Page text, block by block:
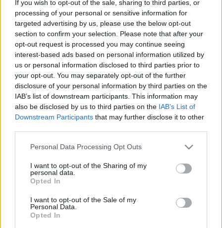
If you wish to opt-out of the sale, sharing to third parties, or
processing of your personal or sensitive information for
targeted advertising by us, please use the below opt-out
section to confirm your selection. Please note that after your
opt-out request is processed you may continue seeing
interest-based ads based on personal information utilized by
us or personal information disclosed to third parties prior to
your opt-out. You may separately opt-out of the further
disclosure of your personal information by third parties on the
IAB’s list of downstream participants. This information may
also be disclosed by us to third parties on the IAB’s List of
Downstream Participants that may further disclose it to other
Please note that this website/app uses one or more Google
not limited to your visit or usage behaviour. You may click to
grant or deny consent to Google and its third-party tags to
use your data for below specified purposes in below Google
consent section.
Personal Data Processing Opt Outs
I want to opt-out of the Sharing of my
personal data.
Opted In
I want to opt-out of the Sale of my
Personal Data.
Opted In
kevesebb fogyasztói jog illeti meg, mint a többi
EU-s polgárt. A Magyar Közlönyben megjelent
285(2019 (XI. 29.) Korm. rendelet egy pont tíz éve
elfogadott kormányrendeletet módosított. Az
eredeti rendelet alapja az utasok jogairól és
kötelezettségeiről szóló 2007-es uniós rendelet
volt, az abban foglalt jogok némelyikének
érvényesítésére akkor a kormány 2019.
december 4-ig kért haladékot.
A most kiadott rendelettel a kormány még
határidőt, ami után már a magyar utasokat is az
EU többi tagállamában élőkkel azonos
fogyasztói jogok illetnék meg.